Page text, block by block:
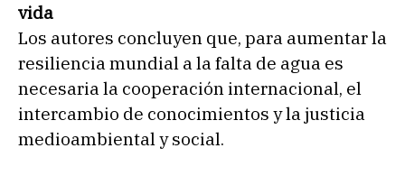
vida
Los autores concluyen que, para aumentar la
resiliencia mundial a la falta de agua es
necesaria la cooperación internacional, el
intercambio de conocimientos y la justicia
medioambiental y social.